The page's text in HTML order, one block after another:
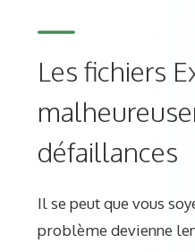
Les fichiers
défaillances
Il se peut que vous
problème devienne